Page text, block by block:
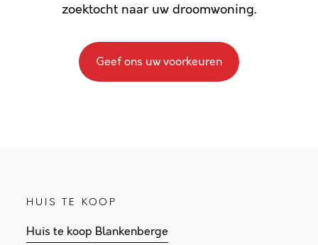
zoektocht naar uw droomwoning.
Geef ons uw voorkeuren
HUIS TE KOOP
Huis te koop Blankenberge